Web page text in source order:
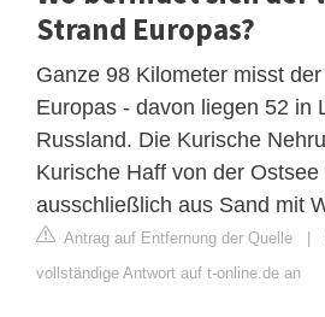
Strand Europas?
Ganze 98 Kilometer misst
Europas - davon liegen 52 in
Russland. Die Kurische
Kurische Haff von der
ausschließlich aus Sand mit
Antrag auf Entfernung der Quelle |
vollständige Antwort auf t-online.de an